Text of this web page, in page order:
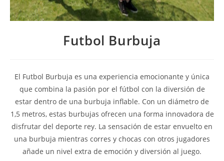
Futbol Burbuja
El Futbol Burbuja es una experiencia emocionante y única
que combina la pasión por el fútbol con la diversión de
estar dentro de una burbuja inflable. Con un diámetro de
1,5 metros, estas burbujas ofrecen una forma innovadora de
disfrutar del deporte rey. La sensación de estar envuelto en
una burbuja mientras corres y chocas con otros jugadores
añade un nivel extra de emoción y diversión al juego.